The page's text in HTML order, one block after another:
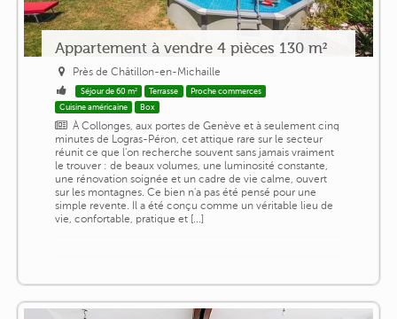
Appartement à vendre 4 pièces 130 m²
Près de Châtillon-en-Michaille
Séjour de 60 m² Terrasse
Proche commerces
Cuisine américaine
Box
À Collonges, aux portes de Genève et à seulement cinq
minutes de Logras-Péron, cet attique rare sur le secteur
réunit ce que l'on recherche souvent sans jamais vraiment
le trouver : de beaux volumes, une luminosité constante,
une rénovation soignée et un cadre de vie calme, ouvert
sur les montagnes. Ce bien n'a pas été pensé pour une
simple revente. Il a été conçu comme un véritable lieu de
vie, confortable, pratique et [...]